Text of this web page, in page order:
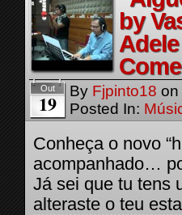
by
Out
19 By Fjpinto18 on
Posted In:
Conheça o novo
acompanhado…
Já sei que tu tens
alteraste o teu